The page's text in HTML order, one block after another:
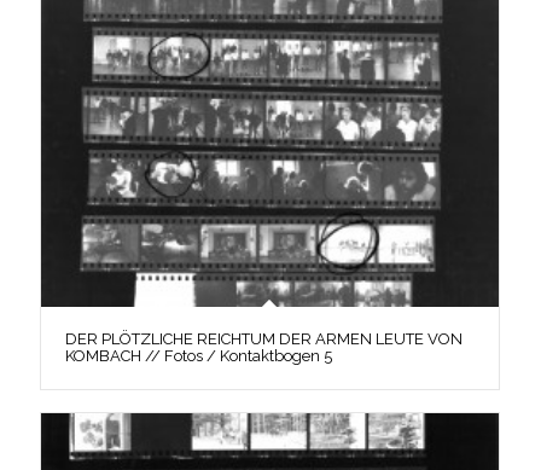
DER PLÖTZLICHE REICHTUM DER ARMEN LEUTE VON
KOMBACH // Fotos / Kontaktbogen 5